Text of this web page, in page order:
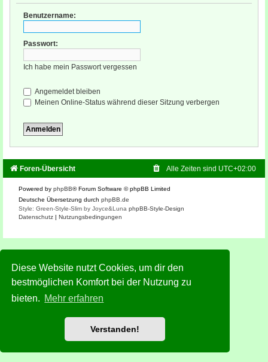
Diese Website nutzt Cookies, um dir den
bestmöglichen Komfort bei der Nutzung zu
bieten. Mehr erfahren
Verstanden!
Benutzername:
Passwort:
Ich habe mein Passwort vergessen
Angemeldet bleiben
Meinen Online-Status während dieser Sitzung verbergen
Foren-Übersicht Alle Zeiten sind UTC+02:00
Powered by phpBB® Forum Software © phpBB Limited
Deutsche Übersetzung durch phpBB.de
Style: Green-Style-Slim by Joyce&Luna phpBB-Style-Design
Datenschutz | Nutzungsbedingungen